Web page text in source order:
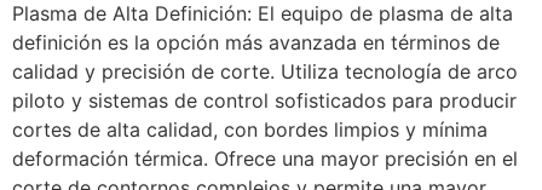
Plasma de Alta Definición: El equipo de plasma de alta
definición es la opción más avanzada en términos de
calidad y precisión de corte. Utiliza tecnología de arco
piloto y sistemas de control sofisticados para producir
cortes de alta calidad, con bordes limpios y mínima
deformación térmica. Ofrece una mayor precisión en el